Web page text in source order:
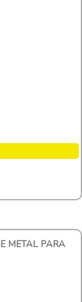
METAL PARA